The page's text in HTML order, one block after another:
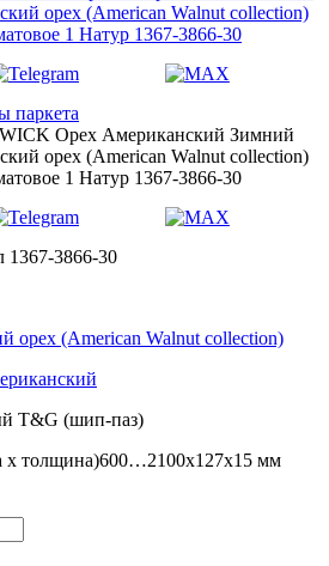
паркета
Орех Американский Зимний
орех (American Walnut collection)
1 Натур 1367-3866-30
1367-3866-30
орех (American Walnut collection)
T&G (шип-паз)
х толщина)600…2100х127х15 мм